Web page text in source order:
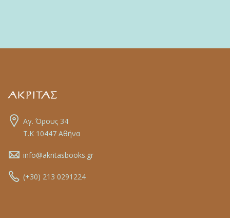
Αγ. Όρους 34
Τ.Κ 10447 Αθήνα
info@akritasbooks.gr
(+30) 213 0291224